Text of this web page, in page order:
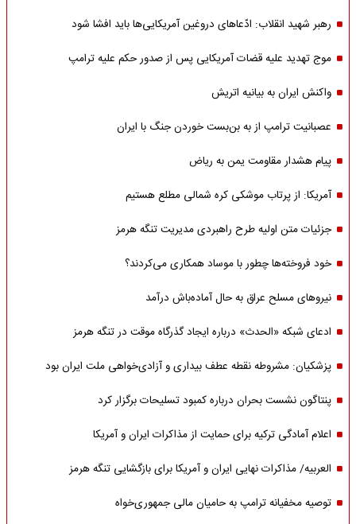
رهبر شهید انقلاب: ادّعاهای دروغین آمریکایی‌ها باید افشا شود
موج تهدید علیه قضات آمریکایی پس از صدور حکم علیه ترامپ
واکنش ایران به بیانیه اتریش
عصبانیت ترامپ از به بن‌بست خوردن جنگ با ایران
پیام هشدار مقاومت یمن به ریاض
آمریکا: از پرتاب موشکی کره شمالی مطلع هستیم
جزئیات متن اولیه طرح راهبردی مدیریت تنگه هرمز
خود فروخته‌ها چطور با موساد همکاری می‌کردند؟
نیروهای مسلح عراق به حال آماده‌باش درآمد
ادعای شبکه «الحدث» درباره ایجاد گذرگاه موقت در تنگه هرمز
پزشکیان: مشروطه نقطه عطف بیداری و آزادی‌خواهی ملت ایران بود
پنتاگون نشست بحران درباره کمبود تسلیحات برگزار کرد
اعلام آمادگی ترکیه برای حمایت از مذاکرات ایران و آمریکا
العربیه/ مذاکرات نهایی ایران و آمریکا برای بازگشایی تنگه هرمز
توصیه مخفیانه ترامپ به حامیان مالی جمهوری‌خواه